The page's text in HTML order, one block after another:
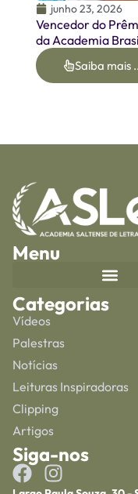
junho 23, 2026
Vencedor do
da Academia
Saiba mais
Menu
Categorias
Vídeos
Palestras
Notícias
Leituras Inspiradoras
Clipping
Artigos
Siga-nos